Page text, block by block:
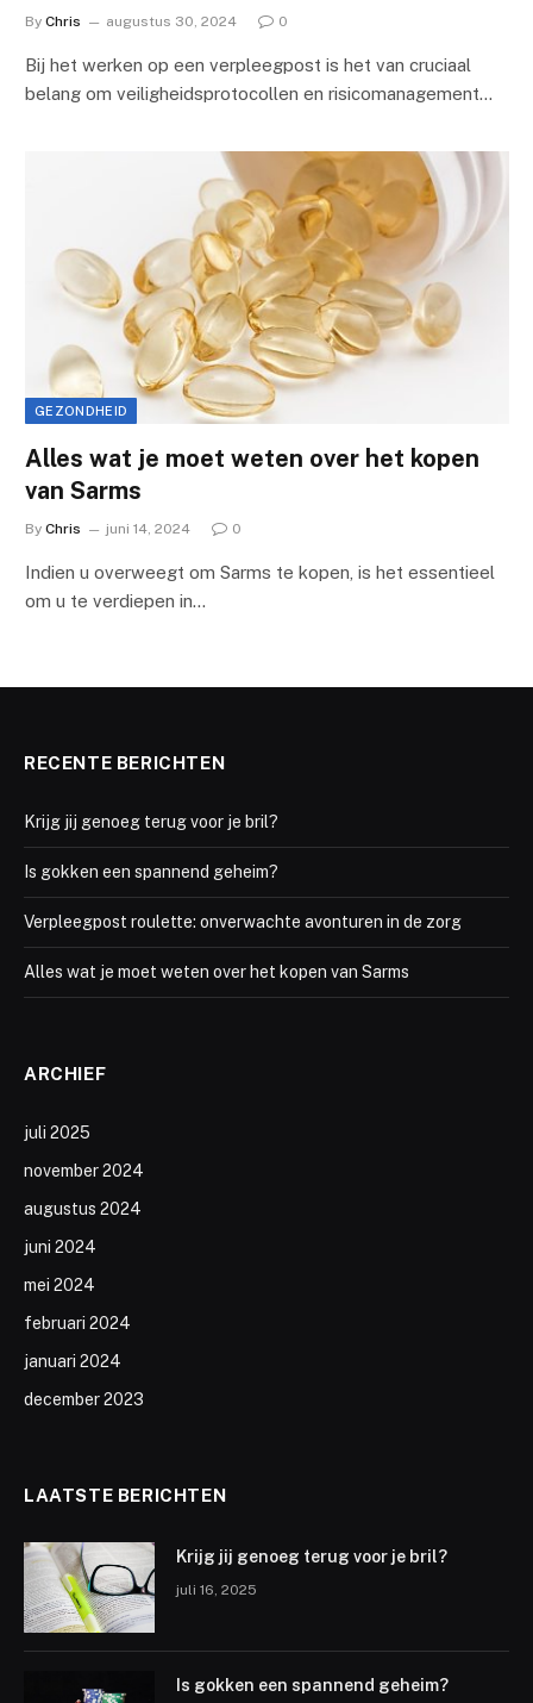
By Chris augustus 30, 2024 0
Bij het werken op een verpleegpost is het van cruciaal
belang om veiligheidsprotocollen en risicomanagement…
GEZONDHEID
Alles wat je moet weten over het kopen
van Sarms
By Chris juni 14, 2024 0
Indien u overweegt om Sarms te kopen, is het essentieel
om u te verdiepen in…
RECENTE BERICHTEN
Krijg jij genoeg terug voor je bril?
Is gokken een spannend geheim?
Verpleegpost roulette: onverwachte avonturen in de zorg
Alles wat je moet weten over het kopen van Sarms
ARCHIEF
juli 2025
november 2024
augustus 2024
juni 2024
mei 2024
februari 2024
januari 2024
december 2023
LAATSTE BERICHTEN
Krijg jij genoeg terug voor je bril?
juli 16, 2025
Is gokken een spannend geheim?